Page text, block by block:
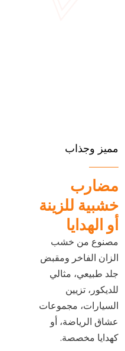
مميز وجذاب
مضارب
خشبية للزينة
أو الهدايا
مصنوع من خشب
الزان الفاخر ومقبض
جلد طبيعي، مثالي
للديكور، تزيين
السيارات، مجموعات
عشاق الرياضة، أو
كهدايا مخصصة.